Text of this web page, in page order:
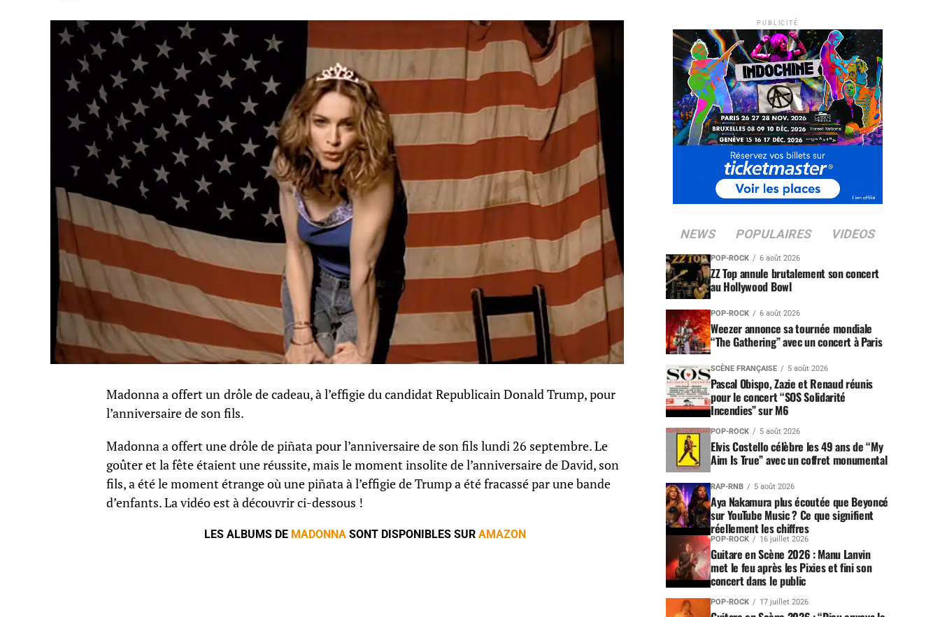
Madonna a offert un drôle de cadeau, à l’effigie du candidat Republicain Donald Trump, pour
l’anniversaire de son fils.
Madonna a offert une drôle de piñata pour l’anniversaire de son fils lundi 26 septembre. Le
goûter et la fête étaient une réussite, mais le moment insolite de l’anniversaire de David, son
fils, a été le moment étrange où une piñata à l’effigie de Trump a été fracassé par une bande
d’enfants. La vidéo est à découvrir ci-dessous !
LES ALBUMS DE MADONNA SONT DISPONIBLES SUR AMAZON
PUBLICITÉ
NEWS POPULAIRES VIDEOS
POP-ROCK 6 août 2026
ZZ Top annule brutalement son concert
au Hollywood Bowl
POP-ROCK 6 août 2026
Weezer annonce sa tournée mondiale
“The Gathering” avec un concert à Paris
SCÈNE FRANÇAISE 5 août 2026
Pascal Obispo, Zazie et Renaud réunis
pour le concert “SOS Solidarité
Incendies” sur M6
POP-ROCK 5 août 2026
Elvis Costello célèbre les 49 ans de “My
Aim Is True” avec un coffret monumental
RAP-RNB 5 août 2026
Aya Nakamura plus écoutée que Beyoncé
sur YouTube Music ? Ce que signifient
réellement les chiffres
POP-ROCK 16 juillet 2026
Guitare en Scène 2026 : Manu Lanvin
met le feu après les Pixies et fini son
concert dans le public
POP-ROCK 17 juillet 2026